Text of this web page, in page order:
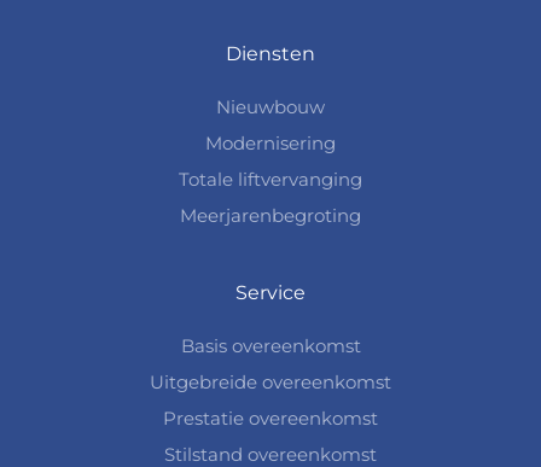
Diensten
Nieuwbouw
Modernisering
Totale liftvervanging
Meerjarenbegroting
Service
Basis overeenkomst
Uitgebreide overeenkomst
Prestatie overeenkomst
Stilstand overeenkomst